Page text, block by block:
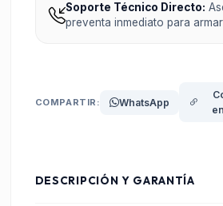
Soporte Técnico Directo:
preventa inmediato para
COMPARTIR: WhatsApp
DESCRIPCIÓN Y GARANTÍA